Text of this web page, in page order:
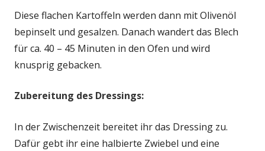
Diese flachen Kartoffeln werden dann mit Olivenöl
bepinselt und gesalzen. Danach wandert das Blech
für ca. 40 – 45 Minuten in den Ofen und wird
knusprig gebacken.
Zubereitung des Dressings:
In der Zwischenzeit bereitet ihr das Dressing zu.
Dafür gebt ihr eine halbierte Zwiebel und eine